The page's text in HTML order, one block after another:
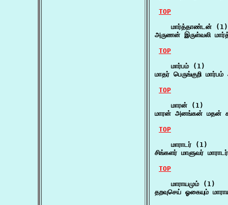
TOP
    மார்த்தாண்டன் (1)
அருணன் இருள்வலி
TOP
    மார்பம் (1)
மாதர் பெருங்குறி
TOP
    மாரன் (1)
மாரன் அனங்கன் மதன்
TOP
    மாராடர் (1)
சிங்களர் மாளுவர்
TOP
    மாராயமும் (1)
தறவுசெய் ஓகையும்